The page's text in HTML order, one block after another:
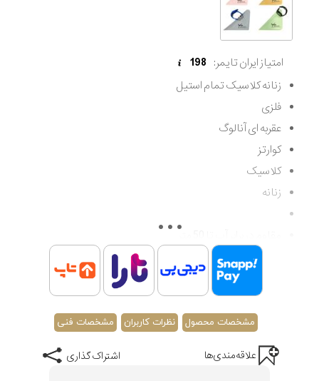
امتیاز ایران تایمر: 198
زنانه کلاسیک تمام استیل
فلزی
عقربه ای آنالوگ
کوارتز
کلاسیک
زنانه
اصالت کشور اسپانیا
گارانتی مادام العمر اصالت کالا
مشخصات محصول نظرات کاربران مشخصات فنی
اشتراک گذاری علاقه‌مندی‌ها